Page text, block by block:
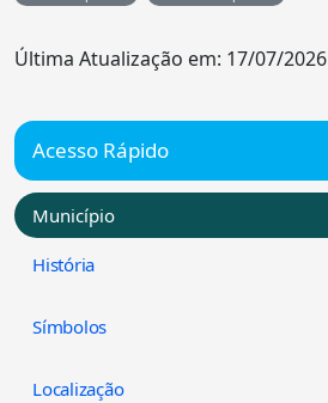
Última Atualização em: 17/07/
Acesso Rápido
Município
História
Símbolos
Localização